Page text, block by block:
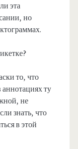
эта
но
то, что
ту
не
знать, что
в этой